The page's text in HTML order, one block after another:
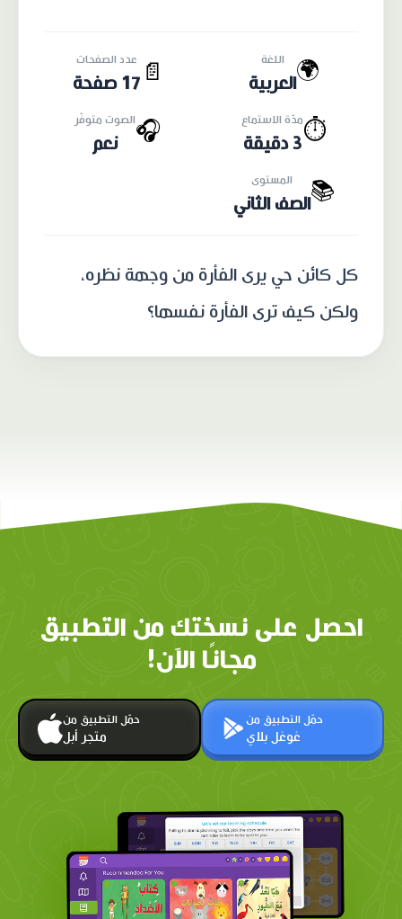
🌍 اللغة
العربية 📄
عدد الصفحات
17 صفحة
⏱️مدّة الاستماع
3 دقيقة
🎧الصوت متوفّر
نعم
📚 المستوى
الصف الثاني
كل كائن حي يرى الفأرة من وجهة نظره،
ولكن كيف ترى الفأرة نفسها؟
احصل على نسختك من التطبيق
مجانًا الآن!
حمّل التطبيق من
متجر أبل
حمّل التطبيق من
غوغل بلاي